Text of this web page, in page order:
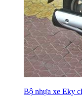
Bộ nhựa xe Eky